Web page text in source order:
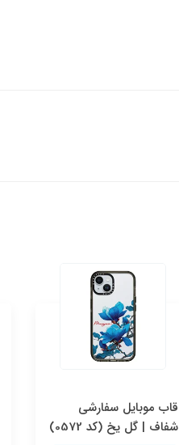
قاب موبایل سفارشی
شفاف | گل یخ (کد 0572)